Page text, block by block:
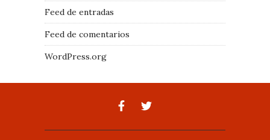
Feed de entradas
Feed de comentarios
WordPress.org